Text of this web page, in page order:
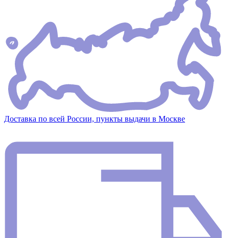
Доставка по всей России, пункты выдачи в Москве